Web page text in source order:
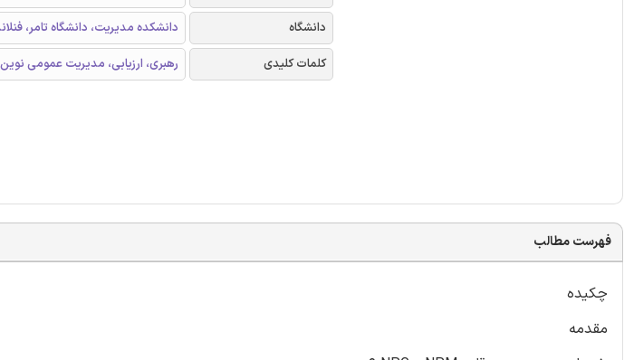
دانشگاه
دانشکده مدیریت، دانشگاه تامر،
کلمات کلیدی
رهبری، ارزیابی، مدیریت عمومی
فهرست مطالب
چکیده
مقدمه